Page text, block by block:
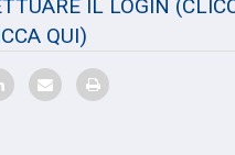
IL LOGIN
QUI)